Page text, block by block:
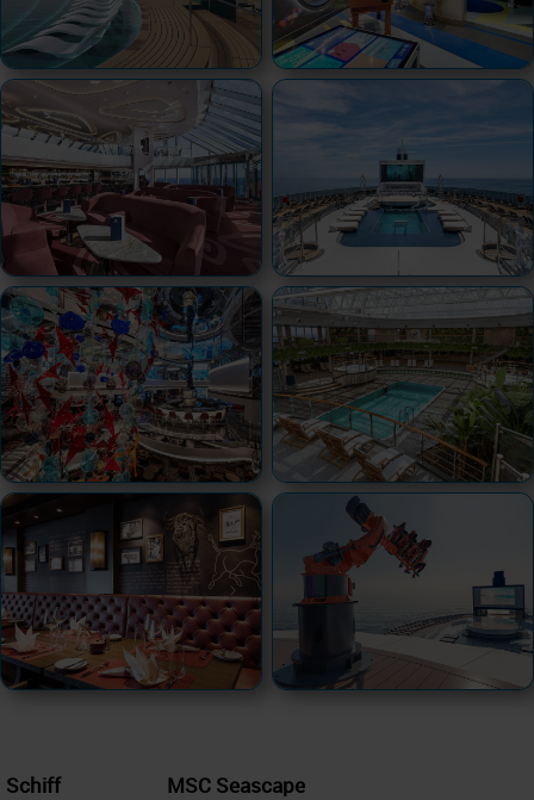
Schiff
MSC Seascape